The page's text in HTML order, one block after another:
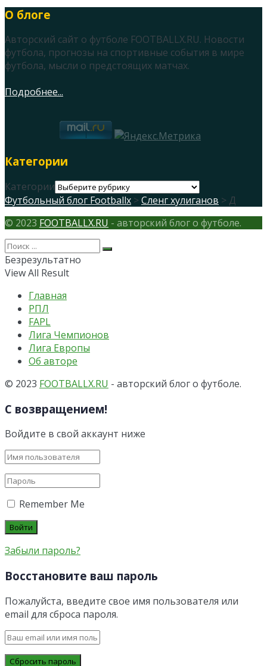
О блоге
Авторский сайт о футболе FOOTBALLX.RU. Новости
футбола, прогнозы на спортивные события в мире
футбола, мысли о предстоящих матчах.
Подробнее...
Категории
Категории
Футбольный блог Footballx > Сленг хулиганов > Д
© 2023 FOOTBALLX.RU - авторский блог о футболе.
Безрезультатно
View All Result
Главная
РПЛ
FAPL
Лига Чемпионов
Лига Европы
Об авторе
© 2023 FOOTBALLX.RU - авторский блог о футболе.
С возвращением!
Войдите в свой аккаунт ниже
Remember Me
Забыли пароль?
Восстановите ваш пароль
Пожалуйста, введите свое имя пользователя или
email для сброса пароля.